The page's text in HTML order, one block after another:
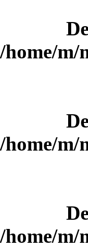
/home/m/
/home/m/
/home/m/